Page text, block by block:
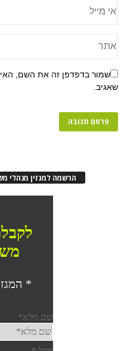
שמור בדפדפן זה את השם,
שאגיב.
הרשמה למגזין מנהלי